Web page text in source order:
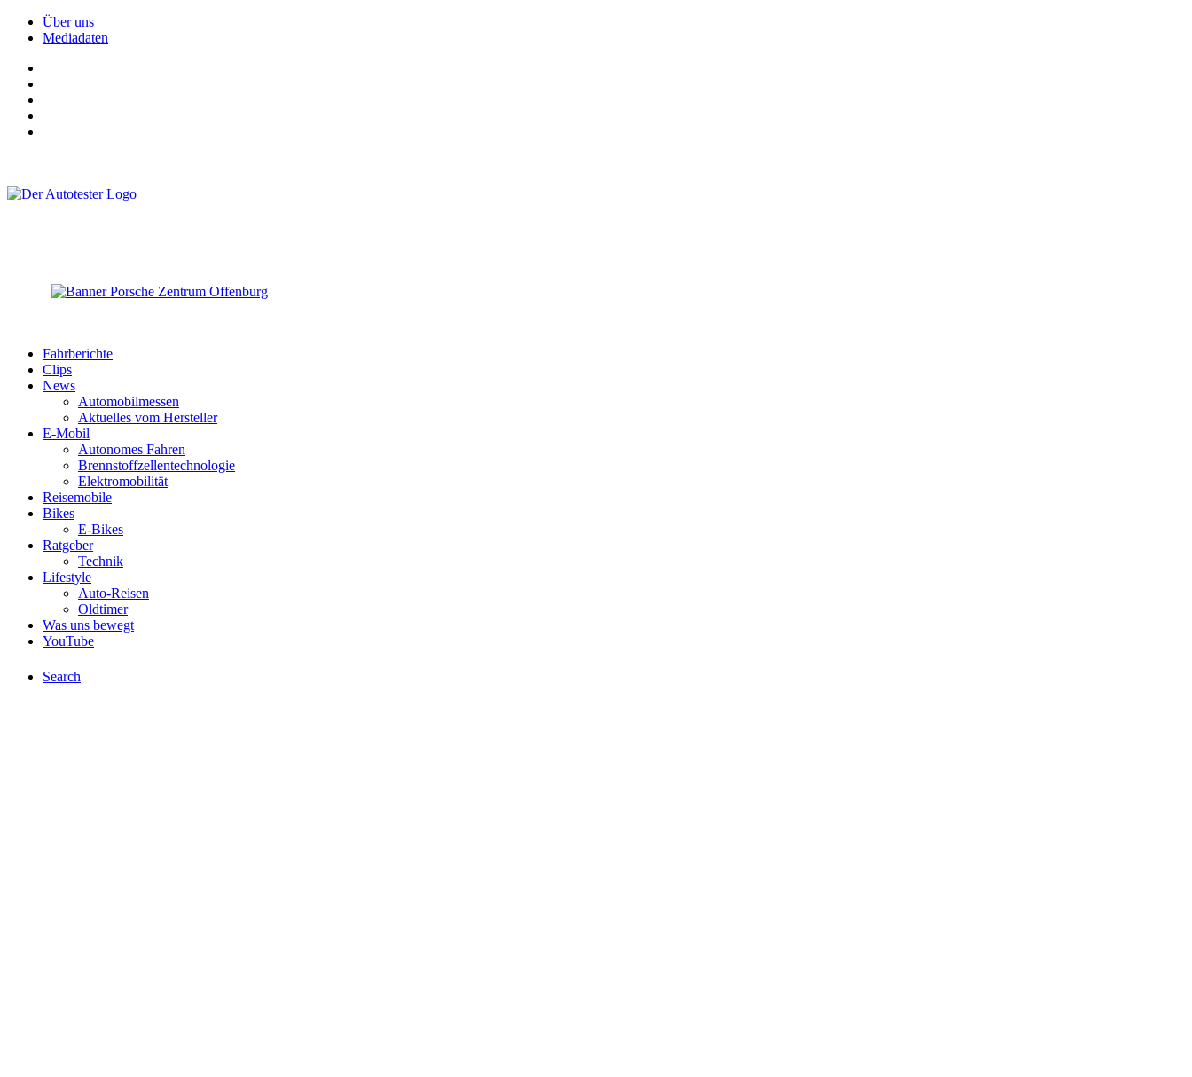
Über uns
Mediadaten
Fahrberichte
Clips
News
Automobilmessen
Aktuelles vom Hersteller
E-Mobil
Autonomes Fahren
Brennstoffzellentechnologie
Elektromobilität
Reisemobile
Bikes
E-Bikes
Ratgeber
Technik
Lifestyle
Auto-Reisen
Oldtimer
Was uns bewegt
YouTube
Search